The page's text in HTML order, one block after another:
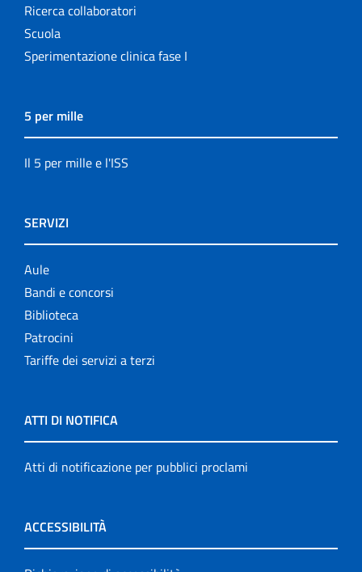
Ricerca collaboratori
Scuola
Sperimentazione clinica fase I
5 per mille
Il 5 per mille e l'ISS
SERVIZI
Aule
Bandi e concorsi
Biblioteca
Patrocini
Tariffe dei servizi a terzi
ATTI DI NOTIFICA
Atti di notificazione per pubblici proclami
ACCESSIBILITÀ